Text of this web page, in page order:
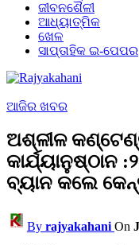
ଜୀବନଶୈଳୀ
ଆଧ୍ୟାତ୍ମିକ
ଖେଳ
ସାପ୍ତାହିକ ଇ-ପେପର
ଆଜିର ଖବର
ଅଶ୍ଳୀଳ
କାର୍ଯ୍ୟାନୁଷ୍ଠାନ
ବ୍ୟାନ କଲେ
By rajyakahani On